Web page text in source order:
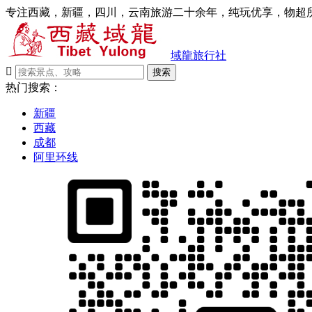
专注西藏，新疆，四川，云南旅游二十余年，纯玩优享，物超
域龍旅行社

搜索
热门搜索：
新疆
西藏
成都
阿里环线